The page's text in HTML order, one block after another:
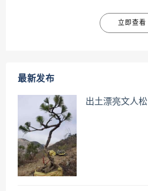
立即查看
最新发布
出土漂亮文人松